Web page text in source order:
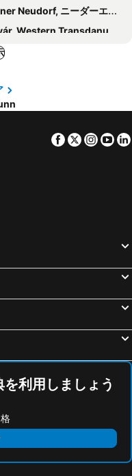
ニーダーエスターライヒ州 宿泊施設 -
Western Transdanubia 宿泊施設 -
ニーダーエスターライヒ州 宿泊施設 -
ルフ, ブルゲンラント州 宿泊施設 -
bei Wien, ニーダーエスターライヒ州 宿泊施設 -
スラバ, ブラチスラヴァ州 宿泊施設 -
シュル, オーバーエスターライヒ州 宿泊施設 -
Facebook
Twitter
利用しましょう